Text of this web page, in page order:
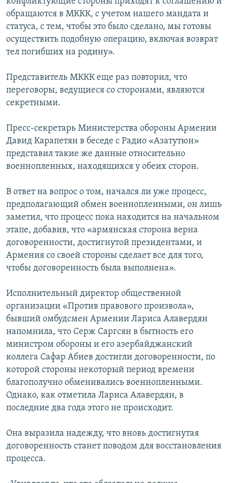
обращаются в МККК, с учетом нашего мандата и
статуса, с тем, чтобы это было сделано, мы готовы
осуществить подобную операцию, включая возврат
тел погибших на родину».
Представитель МККК еще раз повторил, что
переговоры, ведущиеся со сторонами, являются
секретными.
Пресс-секретарь Министерства обороны Армении
Давид Карапетян в беседе с Радио «Азатутюн»
представил такие же данные относительно
военнопленных, находящихся у обеих сторон.
В ответ на вопрос о том, начался ли уже процесс,
предполагающий обмен военнопленными, он лишь
заметил, что процесс пока находится на начальном
этапе, добавив, что «армянская сторона верна
договоренности, достигнутой президентами, и
Армения со своей стороны сделает все для того,
чтобы договоренность была выполнена».
Исполнительный директор общественной
организации «Против правового произвола»,
бывший омбудсмен Армении Лариса Алавердян
напомнила, что Серж Саргсян в бытность его
министром обороны и его азербайджанский
коллега Сафар Абиев достигли договоренности, по
которой стороны некоторый период времени
благополучно обменивались военнопленными.
Однако, как отметила Лариса Алавердян, в
последние два года этого не происходит.
Она выразила надежду, что вновь достигнутая
договоренность станет поводом для восстановления
процесса.